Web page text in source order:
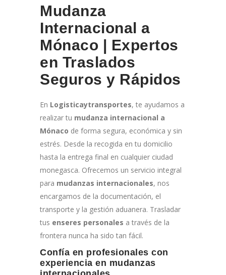
Mudanza
Internacional a
Mónaco | Expertos
en Traslados
Seguros y Rápidos
En Logisticaytransportes, te ayudamos a
realizar tu mudanza internacional a
Mónaco de forma segura, económica y sin
estrés. Desde la recogida en tu domicilio
hasta la entrega final en cualquier ciudad
monegasca. Ofrecemos un servicio integral
para mudanzas internacionales, nos
encargamos de la documentación, el
transporte y la gestión aduanera. Trasladar
tus enseres personales a través de la
frontera nunca ha sido tan fácil.
Confía en profesionales con
experiencia en mudanzas